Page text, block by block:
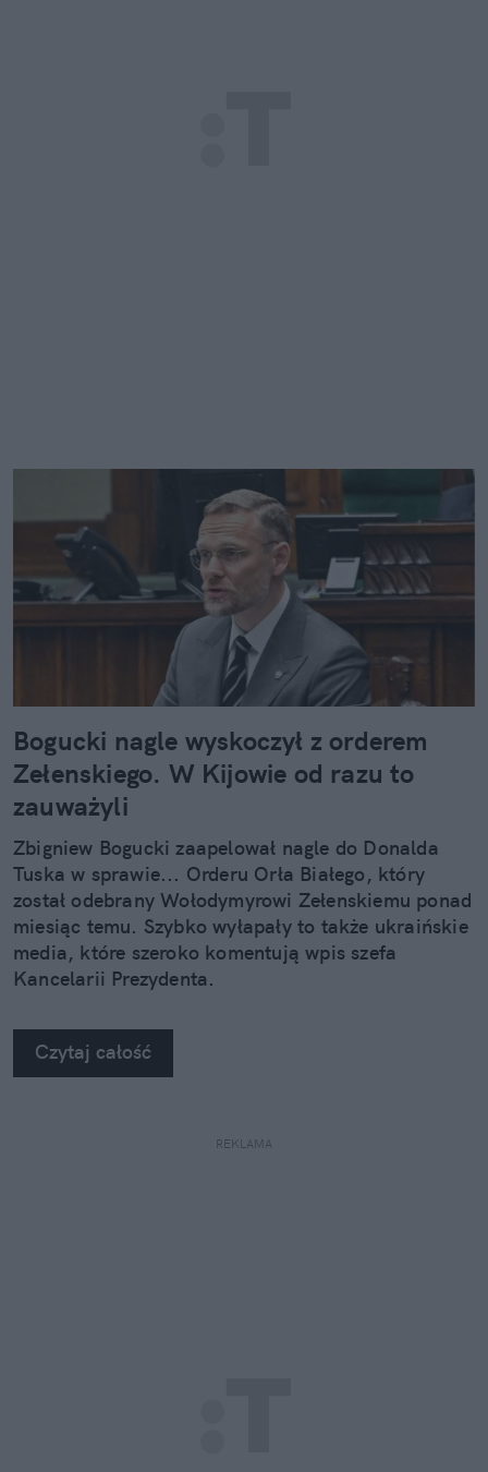
Bogucki nagle wyskoczył z orderem
Zełenskiego. W Kijowie od razu to
zauważyli
Zbigniew Bogucki zaapelował nagle do Donalda
Tuska w sprawie... Orderu Orła Białego, który
został odebrany Wołodymyrowi Zełenskiemu ponad
miesiąc temu. Szybko wyłapały to także ukraińskie
media, które szeroko komentują wpis szefa
Kancelarii Prezydenta.
Czytaj całość
REKLAMA